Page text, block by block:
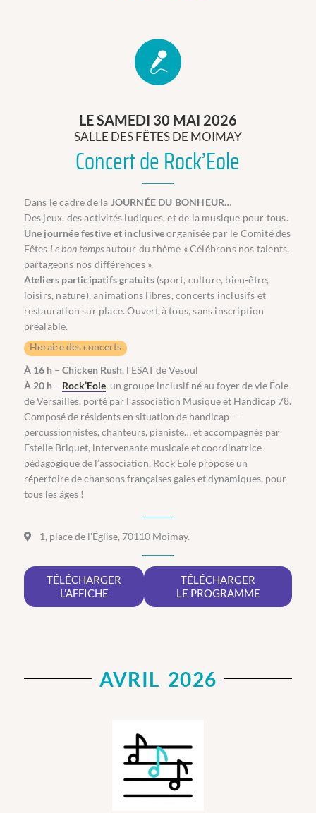
LE SAMEDI 30 MAI 2026
SALLE DES FÊTES DE MOIMAY
Concert de Rock’Eole
Dans le cadre de la JOURNÉE DU BONHEUR…
Des jeux, des activités ludiques, et de la musique pour tous.
Une journée festive et inclusiveorganisée par le Comité des
Fêtes Le bon tempsautour du thème « Célébrons nos talents,
partageons nos différences ».
Ateliers participatifs gratuits(sport, culture, bien-être,
loisirs, nature), animations libres, concerts inclusifs et
restauration sur place. Ouvert à tous, sans inscription
préalable.
Horaire des concerts
À 16 h – Chicken Rush, l’ESAT de Vesoul
À 20 h – Rock’Eole, un groupe inclusif né au foyer de vie Éole
de Versailles, porté par l’association Musique et Handicap 78.
Composé de résidents en situation de handicap —
percussionnistes, chanteurs, pianiste… et accompagnés par
Estelle Briquet, intervenante musicale et coordinatrice
pédagogique de l’association, Rock’Eole propose un
répertoire de chansons françaises gaies et dynamiques, pour
tous les âges !
1, place de l'Église, 70110 Moimay.
TÉLÉCHARGER
L'AFFICHE
TÉLÉCHARGER
LE PROGRAMME
AVRIL 2026